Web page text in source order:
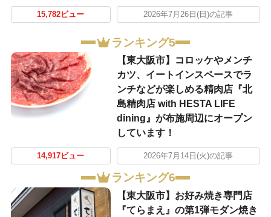
15,782ビュー 2026年7月26日(日)の記事
ランキング5
【東大阪市】コロッケやメンチ
カツ、イートインスペースでラ
ンチなどが楽しめる精肉店『北
島精肉店 with HESTA LIFE
dining』が布施周辺にオープン
しています！
14,917ビュー 2026年7月14日(火)の記事
ランキング6
【東大阪市】お好み焼き専門店
『てらまえ』の第1弾モダン焼き